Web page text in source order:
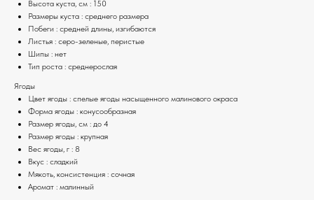
Высота куста, см : 150
Размеры куста : среднего размера
Побеги : средней длины, изгибаются
Листья : серо-зеленые, перистые
Шипы : нет
Тип роста : среднерослая
Ягоды
Цвет ягоды : спелые ягоды насыщенного малинового окраса
Форма ягоды : конусообразная
Размер ягоды, см : до 4
Размер ягоды : крупная
Вес ягоды, г : 8
Вкус : сладкий
Мякоть, консистенция : сочная
Аромат : малинный